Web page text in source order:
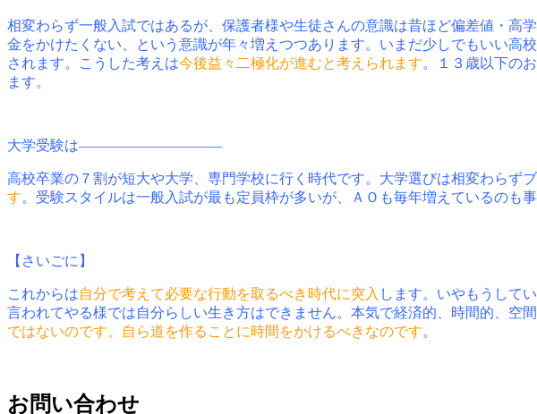
相変わらず一般入試ではあるが、保護者様や生徒さんの意識は昔ほど偏差値・
金をかけたくない、という意識が年々増えつつあります。いまだ少しでもいい
されます。こうした考えは今後益々二極化が進むと考えられます。１３歳以下の
ます。
大学受験は――――――――――
高校卒業の７割が短大や大学、専門学校に行く時代です。大学選びは相変わらず
す。受験スタイルは一般入試が最も定員枠が多いが、ＡＯも毎年増えているの
【さいごに】
これからは自分で考えて必要な行動を取るべき時代に突入 します。いやもうして
言われてやる様では自分らしい生き方はできません。本気で経済的、時間的、空
ではないのです。自ら道を作ることに時間をかけるべきなのです。
お問い合わせ